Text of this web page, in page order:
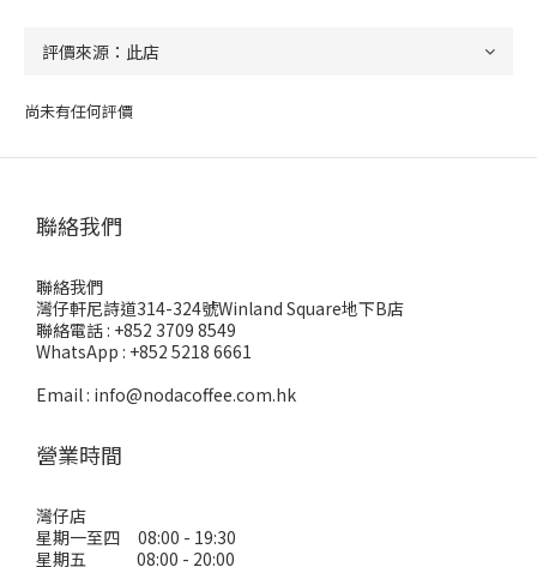
尚未有任何評價
聯絡我們
聯絡我們
灣仔軒尼詩道314-324號Winland Square地下B店
聯絡電話 : +852 3709 8549
WhatsApp : +852 5218 6661
Email : info@nodacoffee.com.hk
營業時間
灣仔店
星期一至四 08:00 - 19:30
星期五 08:00 - 20:00